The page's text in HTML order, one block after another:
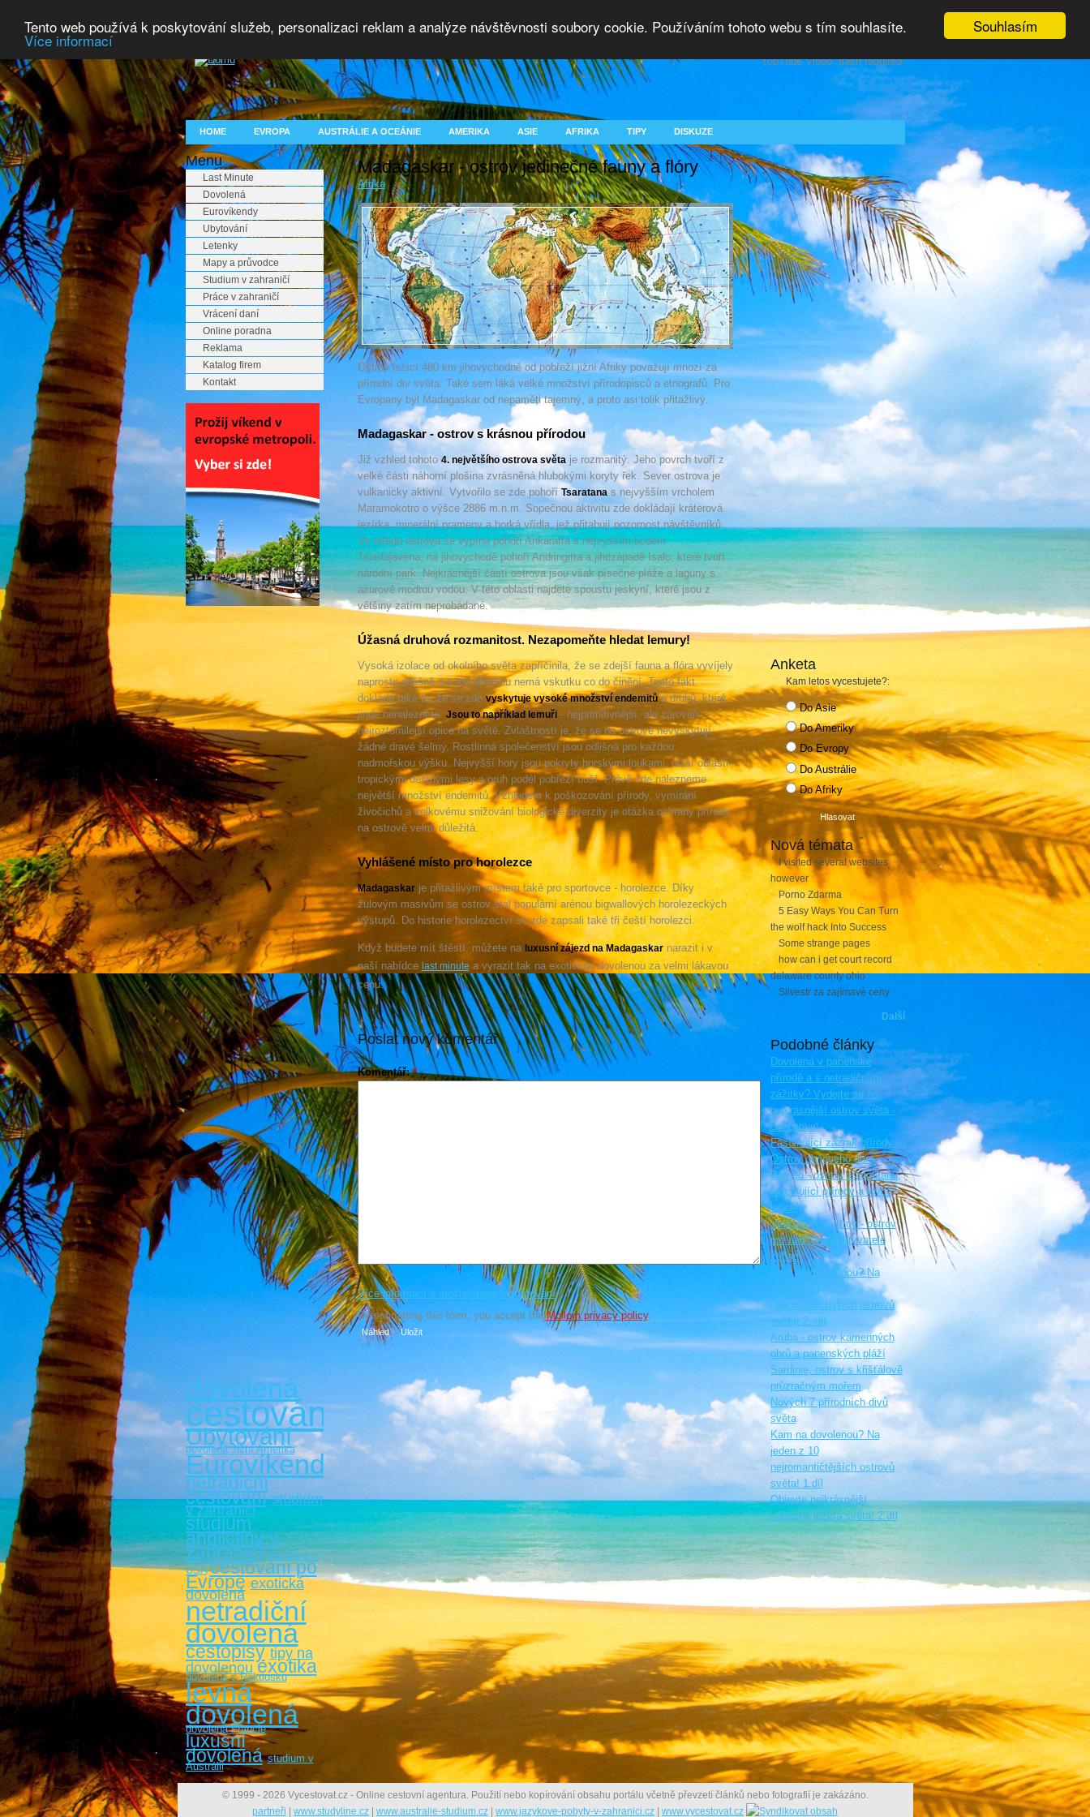
Souhlasím
Tento web používá k poskytování služeb, personalizaci reklam a analýze návštěvnosti soubory cookie. Používáním tohoto webu s tím souhlasíte.
Více informací
YouTube Video, flash required.
HOME EVROPA AUSTRÁLIE A OCEÁNIE AMERIKA ASIE AFRIKA TIPY DISKUZE
Menu
Last Minute
Dovolená
Eurovíkendy
Ubytování
Letenky
Mapy a průvodce
Studium v zahraničí
Práce v zahraničí
Vrácení daní
Online poradna
Reklama
Katalog firem
Kontakt
dovolená
cestování
Ubytování
dovolená Jižní Amerika
Eurovíkendy
netradiční
cestování studium
v zahraničí
studium
angličtiny v
zahraničí dovolená v
USA cestovaní po
Evropě exotická
dovolená
netradiční
dovolená
cestopisy tipy na
dovolenou exotika
dovolená v Rakousku
levná
dovolená
dovolená Francie
luxusní
dovolená studium v
Austrálii
Anketa
Kam letos vycestujete?:
Do Asie
Do Ameriky
Do Evropy
Do Austrálie
Do Afriky
Nová témata
I visited several websites
however
Porno Zdarma
5 Easy Ways You Can Turn
the wolf hack Into Success
Some strange pages
how can i get court record
delaware county ohio
Silvestr za zajímavé ceny
Další
Podobné články
Dovolená v panenské
přírodě a s netradičními
zážitky? Vydejte se na
nejkrásnější ostrov světa -
Srí Lanku!
Fascinující zázrak přírody -
Ostrov ohňového obra
Borneo - ostrov orangutanů,
fascinující přírody a lovců
lebek!
Velikonoční ostrov - ostrov
pro nadšené odkryvatele
záhad
Kam na dovolenou? Na
jeden z 10
nejromantičtějších ostrovů
světa! 2. díl
Aruba - ostrov kamenných
obrů a panenských pláží
Sardinie, ostrov s křišťálově
průzračným mořem
Nových 7 přírodních divů
světa
Kam na dovolenou? Na
jeden z 10
nejromantičtějších ostrovů
světa! 1.díl
Objevte nejkrásnější
sopečná jezera světa! 2.díl
Madagaskar - ostrov jedinečné fauny a flóry
Afrika
Ostrov ležící 480 km jihovýchodně od pobřeží jižní Afriky považují mnozí za
přírodní div světa. Také sem láká velké množství přírodopisců a etnografů. Pro
Evropany byl Madagaskar od nepaměti tajemný, a proto asi tolik přitažlivý.
Madagaskar - ostrov s krásnou přírodou
Již vzhled tohoto4. největšího ostrova světaje rozmanitý. Jeho povrch tvoří z
velké části náhorní plošina zvrásněná hlubokými koryty řek. Sever ostrova je
vulkanicky aktivní. Vytvořilo se zde pohoří Tsaratanas nejvyšším vrcholem
Maramokotro o výšce 2886 m.n.m. Sopečnou aktivitu zde dokládají kráterová
jezírka, minerální prameny a horká vřídla, jež přitahují pozornost návštěvníků.
Ve středu ostrova se vypíná pohoří Ankaratra s nejvyšším bodem
Tsiarfajavena, na jihovýchodě pohoří Andringitra a jihozápadě Isalo, které tvoří
národní park. Nejkrásnější částí ostrova jsou však písečné pláže a laguny s
azurově modrou vodou. V této oblasti najdete spoustu jeskyní, které jsou z
většiny zatím neprobádané.
Úžasná druhová rozmanitost. Nezapomeňte hledat lemury!
Vysoká izolace od okolního světa zapříčinila, že se zdejší fauna a flóra vyvíjely
naprosto odlišně a s tou africkou nemá vskutku co do činění. Tento fakt
dokládá také to, že se zde vyskytuje vysoké množství endemitůa druhů, které
jinde nenaleznete.Jsou to například lemuři- nejprimitivnější, ale zároveň
nejroztomilejší opice na světě. Zvláštností je, že se na ostrově nevyskytují
žádné dravé šelmy. Rostlinná společenství jsou odlišná pro každou
nadmořskou výšku. Nejvyšší hory jsou pokryty horskými loukami, nižší oblasti
tropickými deštnými lesy a pruh podél pobřeží buší. Právě zde nalezneme
největší množství endemitů. Vzhledem k poškozování přírody, vymírání
živočichů a celkovému snižování biologické diverzity je otázka ochrany přírody
na ostrově velmi důležitá.
Vyhlášené místo pro horolezce
Madagaskarje přitažlivým místem také pro sportovce - horolezce. Díky
žulovým masivům se ostrov stal populární arénou bigwallových horolezeckých
výstupů. Do historie horolezectví se zde zapsali také tři čeští horolezci.
Když budete mít štěstí, můžete na luxusní zájezd na Madagaskarnarazit i v
naší nabídce last minute a vyrazit tak na exotickou dovolenou za velmi lákavou
cenu.
Poslat nový komentář
Komentář:*
Více informací o možnostech formátování
By submitting this form, you accept theMollom privacy policy.
© 1999 - 2026 Vycestovat.cz - Online cestovní agentura. Použití nebo kopírování obsahu portálu včetně převzetí článků nebo fotografií je zakázáno.
partneři
www.studyline.cz www.australie-studium.cz www.jazykove-pobyty-v-zahranici.cz www.vycestovat.cz